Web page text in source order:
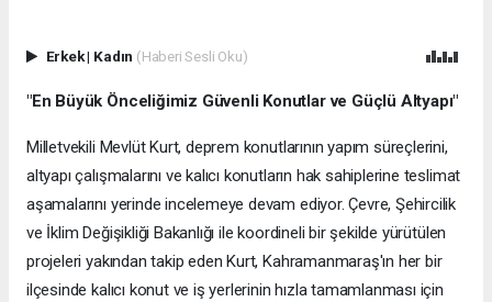
Erkek| Kadın (Haberi Sesli Oku)
"En Büyük Önceliğimiz Güvenli Konutlar ve Güçlü Altyapı"
Milletvekili Mevlüt Kurt, deprem konutlarının yapım süreçlerini,
altyapı çalışmalarını ve kalıcı konutların hak sahiplerine teslimat
aşamalarını yerinde incelemeye devam ediyor. Çevre, Şehircilik
ve İklim Değişikliği Bakanlığı ile koordineli bir şekilde yürütülen
projeleri yakından takip eden Kurt, Kahramanmaraş'ın her bir
ilçesinde kalıcı konut ve iş yerlerinin hızla tamamlanması için